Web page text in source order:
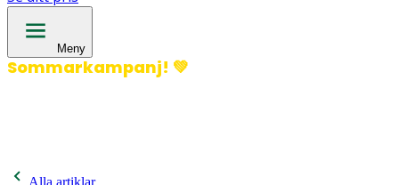
Meny
Sommarkampanj! 💚